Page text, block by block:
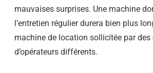
mauvaises surprises. Une machine
l’entretien régulier durera bien plus
machine de location sollicitée par des
d’opérateurs différents.